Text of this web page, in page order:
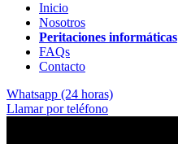
Inicio
Nosotros
Peritaciones informáticas
FAQs
Contacto
Whatsapp (24 horas)
Llamar por teléfono